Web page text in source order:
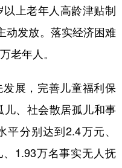
上老年人高龄津贴制
动发放。落实经济困难
老年人。
展，完善儿童福利保
、社会散居孤儿和事
分别达到2.4万元、
1.93万名事实无人抚